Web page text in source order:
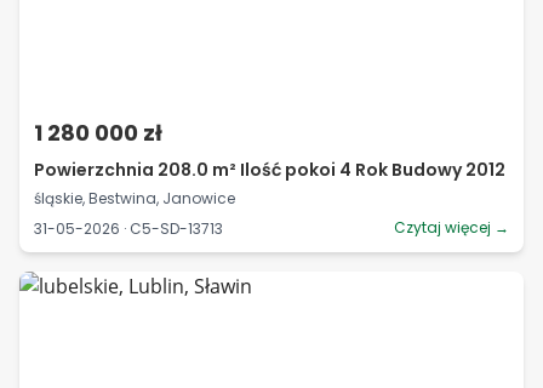
1 280 000 zł
Powierzchnia 208.0 m² Ilość pokoi 4 Rok Budowy 2012
śląskie, Bestwina, Janowice
31-05-2026 · C5-SD-13713
Czytaj więcej →